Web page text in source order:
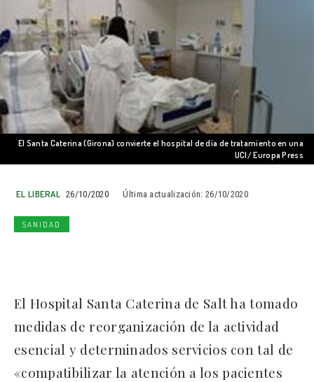
El Santa Caterina (Girona) convierte el hospital de día de tratamiento en una
UCI/ Europa Press
EL LIBERAL 26/10/2020 Última actualización: 26/10/2020
SANIDAD
El Hospital Santa Caterina de Salt ha tomado
medidas de reorganización de la actividad
esencial y determinados servicios con tal de
«compatibilizar la atención a los pacientes